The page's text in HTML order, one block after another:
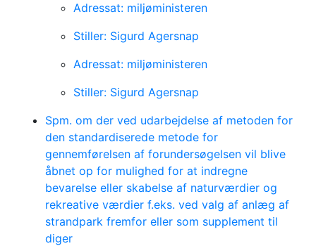
Adressat: miljøministeren
Stiller: Sigurd Agersnap
Adressat: miljøministeren
Stiller: Sigurd Agersnap
Spm. om der ved udarbejdelse af metoden for
den standardiserede metode for
gennemførelsen af forundersøgelsen vil blive
åbnet op for mulighed for at indregne
bevarelse eller skabelse af naturværdier og
rekreative værdier f.eks. ved valg af anlæg af
strandpark fremfor eller som supplement til
diger